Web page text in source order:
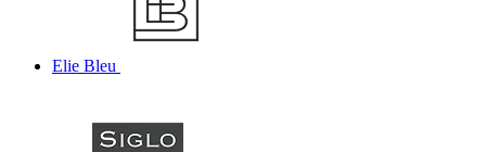
Elie Bleu